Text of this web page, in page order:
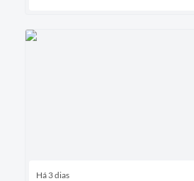
Há 3 dias